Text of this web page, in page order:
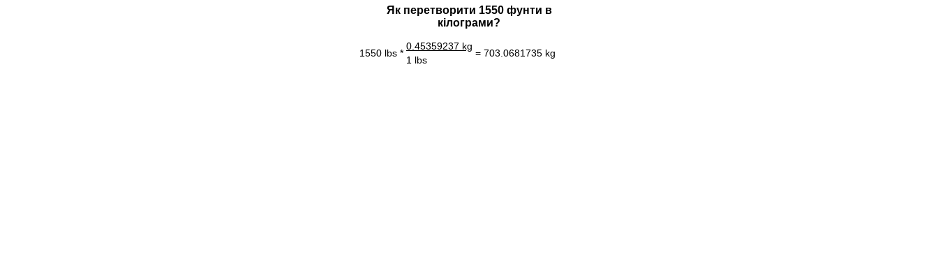
Як перетворити 1550 фунти в
кілограми?
1550 lbs *
0.45359237 kg
= 703.0681735 kg
1 lbs